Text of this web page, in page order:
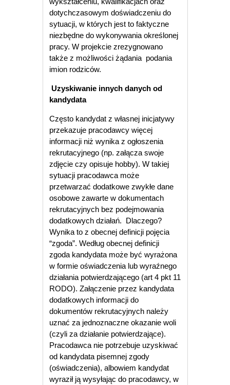
dotychczasowym doświadczeniu do
sytuacji, w których jest to faktyczne
niezbędne do wykonywania określonej
pracy. W projekcie zrezygnowano
także z możliwości żądania podania
imion rodziców.
Uzyskiwanie innych danych od
kandydata
Często kandydat z własnej inicjatywy
przekazuje pracodawcy więcej
informacji niż wynika z ogłoszenia
rekrutacyjnego (np. załącza swoje
zdjęcie czy opisuje hobby). W takiej
sytuacji pracodawca może
przetwarzać dodatkowe zwykłe dane
osobowe zawarte w dokumentach
rekrutacyjnych bez podejmowania
dodatkowych działań. Dlaczego?
Wynika to z obecnej definicji pojęcia
“zgoda”. Według obecnej definicji
zgoda kandydata może być wyrażona
w formie oświadczenia lub wyraźnego
działania potwierdzającego (art 4 pkt 11
RODO). Załączenie przez kandydata
dodatkowych informacji do
dokumentów rekrutacyjnych należy
uznać za jednoznaczne okazanie woli
(czyli za działanie potwierdzające).
Pracodawca nie potrzebuje uzyskiwać
od kandydata pisemnej zgody
(oświadczenia), albowiem kandydat
wyraził ją wysyłając do pracodawcy, w